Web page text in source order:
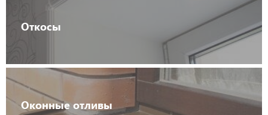
Откосы
Оконные отливы